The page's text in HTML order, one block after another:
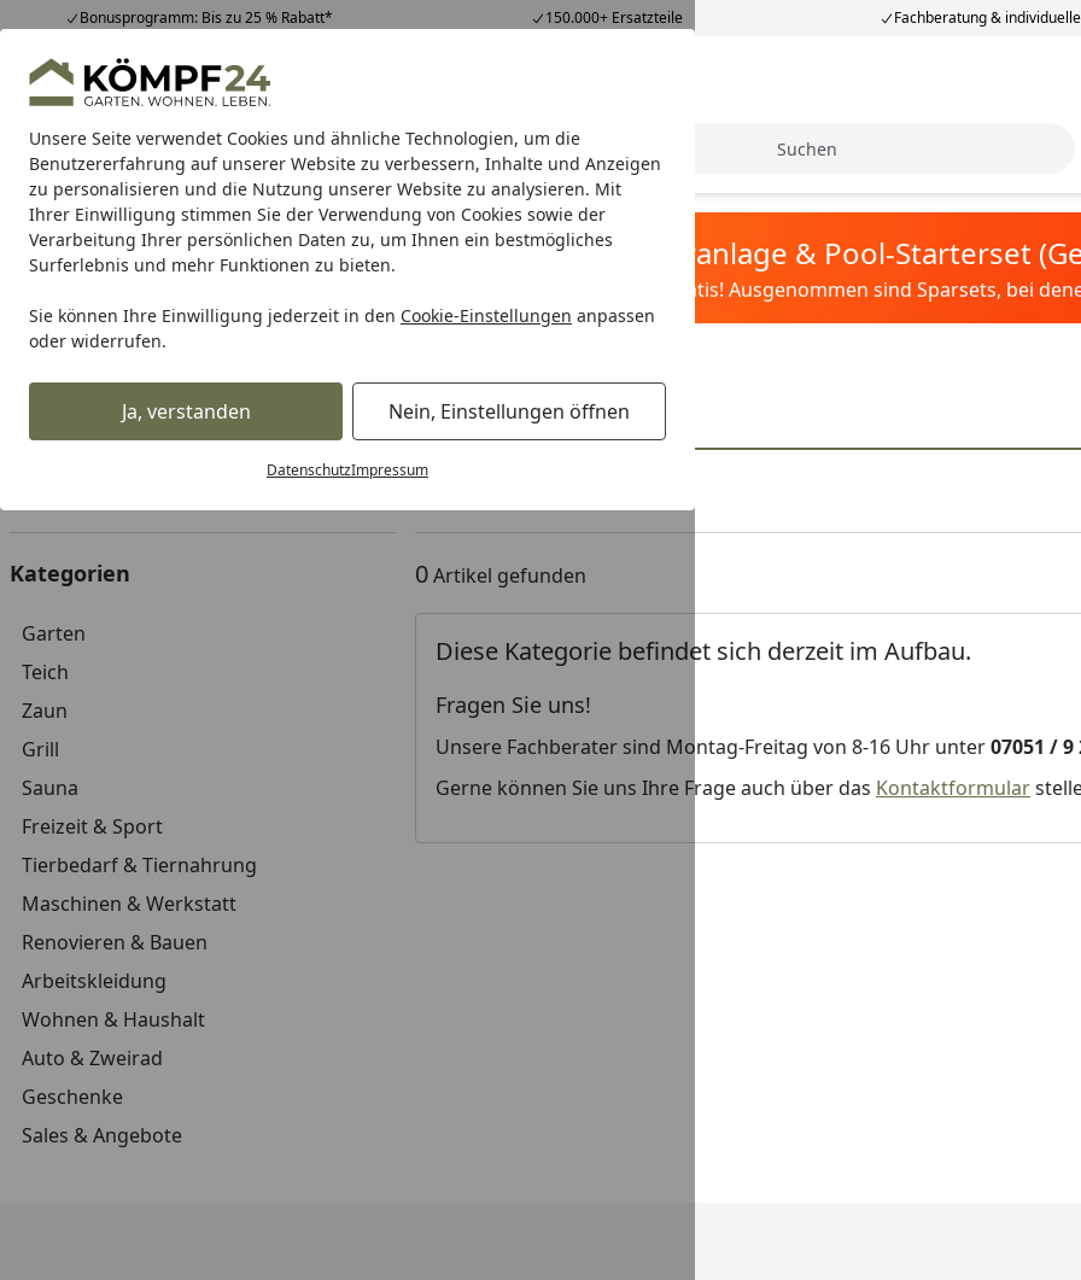
Unsere Seite verwendet Cookies und ähnliche Technologien, um die
Benutzererfahrung auf unserer Website zu verbessern, Inhalte und Anzeigen
zu personalisieren und die Nutzung unserer Website zu analysieren. Mit
Ihrer Einwilligung stimmen Sie der Verwendung von Cookies sowie der
Verarbeitung Ihrer persönlichen Daten zu, um Ihnen ein bestmögliches
Surferlebnis und mehr Funktionen zu bieten.
Sie können Ihre Einwilligung jederzeit in den Cookie-Einstellungen anpassen
oder widerrufen.
Ja, verstanden Nein, Einstellungen öffnen
DatenschutzImpressum
Bonusprogramm: Bis zu 25 % Rabatt* 150.000+ Ersatzteile Fachberatung &
Hotline07051 / 9 22 22
Mo-Fr. 8-16 Uhr 25.957 Bewertungen
Alle Produkte
Alle ProdukteHighlights Tipps & Tricks Suche
Karibu Pools inkl. gratis Sandfilteranlage & Pool-Starterset
Dein Traumpool im Sorglos-Paket: Filter&Pflege gratis! Ausgenommen sind Sparsets, bei
Startseite
Motoröl
Ihre Artikelübersicht
Kategorien
Garten
Teich
Zaun
Grill
Sauna
Freizeit & Sport
Tierbedarf & Tiernahrung
Maschinen & Werkstatt
Renovieren & Bauen
Arbeitskleidung
Wohnen & Haushalt
Auto & Zweirad
Geschenke
Sales & Angebote
0Artikel gefunden
Diese Kategorie befindet sich derzeit im Aufbau.
Fragen Sie uns!
Unsere Fachberater sind Montag-Freitag von 8-16 Uhr unter07051 / 9
Gerne können Sie uns Ihre Frage auch über das Kontaktformular